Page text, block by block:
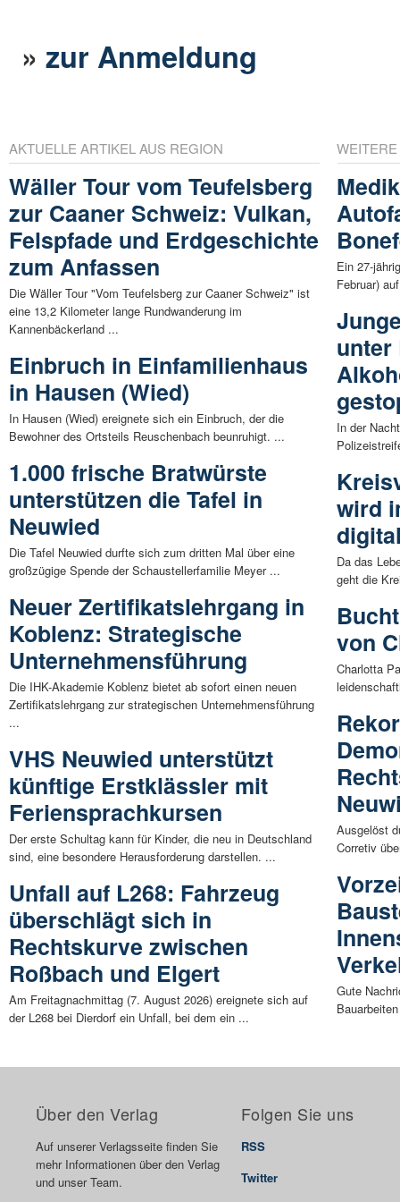
»zur Anmeldung
AKTUELLE ARTIKEL AUS REGION
Wäller Tour vom Teufelsberg
zur Caaner Schweiz: Vulkan,
Felspfade und Erdgeschichte
zum Anfassen
Die Wäller Tour "Vom Teufelsberg zur Caaner Schweiz" ist
eine 13,2 Kilometer lange Rundwanderung im
Kannenbäckerland ...
Einbruch in Einfamilienhaus
in Hausen (Wied)
In Hausen (Wied) ereignete sich ein Einbruch, der die
Bewohner des Ortsteils Reuschenbach beunruhigt. ...
1.000 frische Bratwürste
unterstützen die Tafel in
Neuwied
Die Tafel Neuwied durfte sich zum dritten Mal über eine
großzügige Spende der Schaustellerfamilie Meyer ...
Neuer Zertifikatslehrgang in
Koblenz: Strategische
Unternehmensführung
Die IHK-Akademie Koblenz bietet ab sofort einen neuen
Zertifikatslehrgang zur strategischen Unternehmensführung
...
VHS Neuwied unterstützt
künftige Erstklässler mit
Feriensprachkursen
Der erste Schultag kann für Kinder, die neu in Deutschland
sind, eine besondere Herausforderung darstellen. ...
Unfall auf L268: Fahrzeug
überschlägt sich in
Rechtskurve zwischen
Roßbach und Elgert
Am Freitagnachmittag (7. August 2026) ereignete sich auf
der L268 bei Dierdorf ein Unfall, bei dem ein ...
Ein 27-
Februar)
unter
In der
wird
Da das
geht die
von
Charlotta
Ausgelöst
Corretiv
Gute
Über den Verlag
Auf unserer Verlagsseite finden Sie
mehr Informationen über den Verlag
und unser Team.
Folgen Sie uns
RSS
Twitter